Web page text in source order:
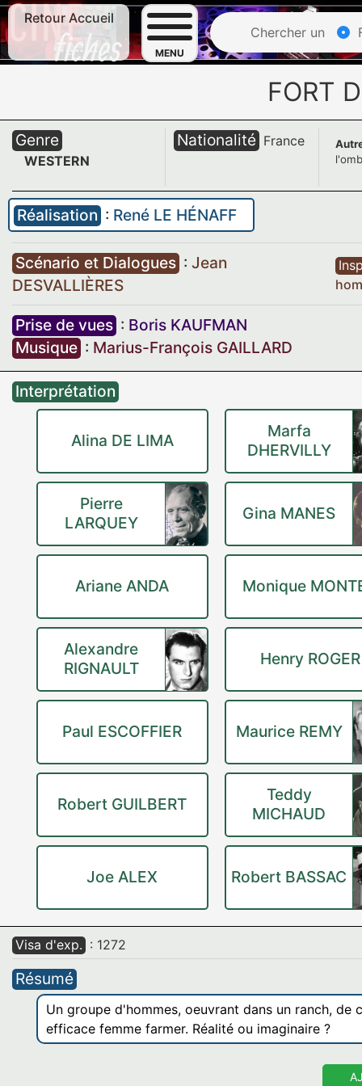
Retour Accueil
MENU
Chercher un
FORT
Genre
WESTERN
Nationalité France
Réalisation : René LE HÉNAFF
Scénario et Dialogues : Jean
DESVALLIÈRES
Prise de vues : Boris KAUFMAN
Musique : Marius-François GAILLARD
Interprétation
Alina DE LIMA
Marfa
DHERVILLY
Pierre
LARQUEY
Gina MANES
Ariane ANDA Monique
Alexandre
RIGNAULT
Henry ROGER
Paul ESCOFFIER Maurice REMY
Robert GUILBERT
Teddy
MICHAUD
Joe ALEX Robert BASSAC
Visa d'exp. : 1272
Résumé
Un groupe d'hommes, oeuvrant dans un ranch,
efficace femme farmer. Réalité ou imaginaire ?